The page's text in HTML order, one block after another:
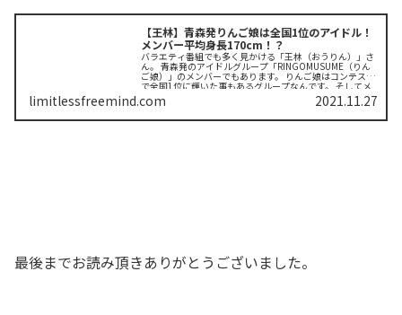
【王林】青森発りんご娘は全国1位のアイドル！
メンバー平均身長170cm！？
バラエティ番組でも多く見かける「王林（おうりん）」さ
ん。 青森発のアイドルグループ「RINGOMUSUME（りん
ご娘）」のメンバーでもあります。 りんご娘はコンテスト
で全国1位に輝いた事もあるグループなんです。 そしてメ
limitlessfreemind.com 2021.11.27
最後までお読み頂きありがとうございました。